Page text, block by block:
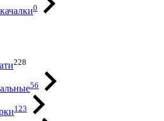
0
228
56
123